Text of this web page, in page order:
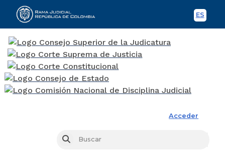
ES
Acceder
Buscar